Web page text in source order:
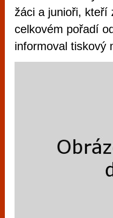
žáci a junioři, kteří
celkovém pořadí
informoval tiskový
vyzkoušet různé
metropoli
po moderní
příležitostné hráče.